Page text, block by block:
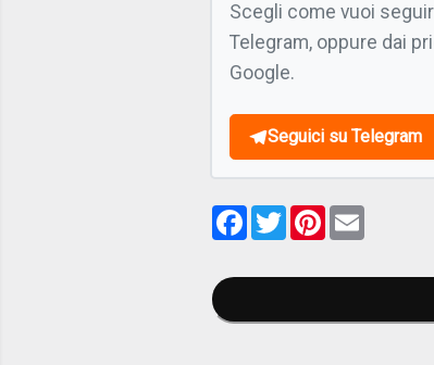
Scegli come vuoi
Telegram, oppure dai
Google.
Seguici su Telegram
Facebook
TwitterPinterest